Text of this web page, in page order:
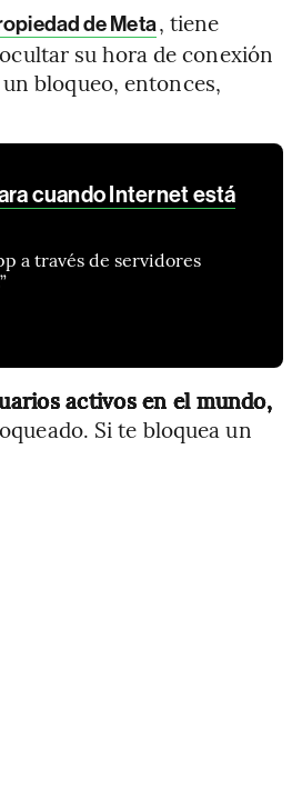
de Meta, tiene
su hora de conexión
bloqueo, entonces,
cuando Internet está
a través de servidores
activos en el mundo,
Si te bloquea un